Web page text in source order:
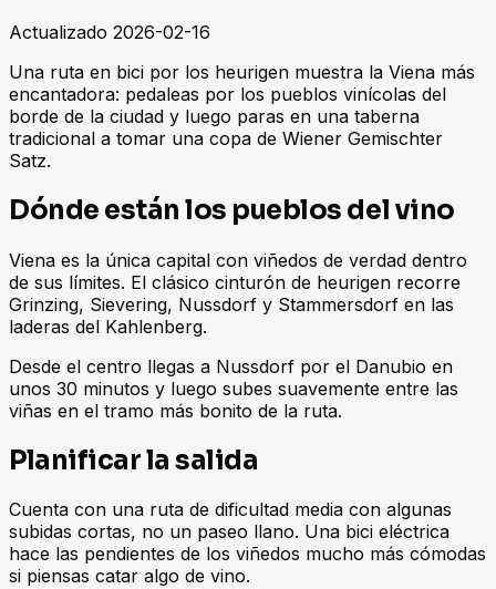
Actualizado 2026-02-16
Una ruta en bici por los heurigen muestra la Viena más
encantadora: pedaleas por los pueblos vinícolas del
borde de la ciudad y luego paras en una taberna
tradicional a tomar una copa de Wiener Gemischter
Satz.
Dónde están los pueblos del vino
Viena es la única capital con viñedos de verdad dentro
de sus límites. El clásico cinturón de heurigen recorre
Grinzing, Sievering, Nussdorf y Stammersdorf en las
laderas del Kahlenberg.
Desde el centro llegas a Nussdorf por el Danubio en
unos 30 minutos y luego subes suavemente entre las
viñas en el tramo más bonito de la ruta.
Planificar la salida
Cuenta con una ruta de dificultad media con algunas
subidas cortas, no un paseo llano. Una bici eléctrica
hace las pendientes de los viñedos mucho más cómodas
si piensas catar algo de vino.